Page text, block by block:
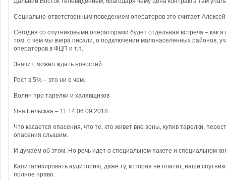
Социально-ответственным поведением операторов это считает
Сегодня со спутниковыми операторами будет отдельная встреча – как
том, о чем мы вчера писали, о подключении малонаселенных районов,
операторов в ФЦП и т.п.
Значит, можно ждать новостей.
Рост в 5% – это ни о чем.
Волин про тарелки и халявщиков
Яна Бельская – 11.14 06.09.2018
Что касается опасения, что те, кто живет вне зоны, купив тарелки,
опасения слышим.
И думаем об этом. Но речь идет о специальном пакете и специальном
Капитализировать аудиторию, даже ту, которая не платит, наши
полное право.